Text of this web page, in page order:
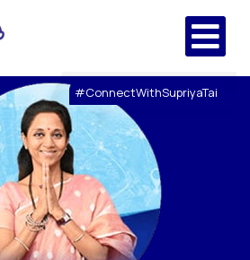
#ConnectWithSupriyaTai